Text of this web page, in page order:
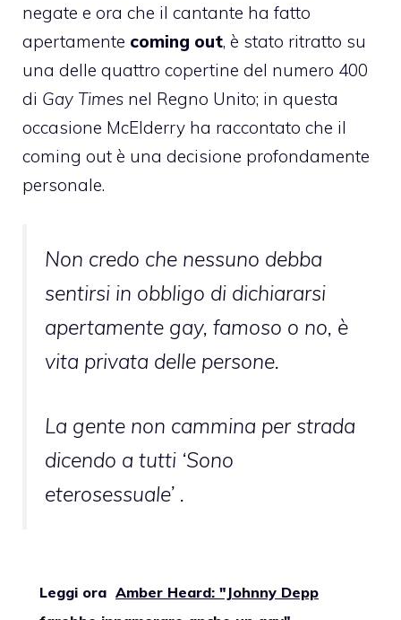
negate e ora che il cantante ha fatto
apertamente coming out, è stato ritratto su
una delle quattro copertine del numero 400
di Gay Times nel Regno Unito; in questa
occasione McElderry ha raccontato che il
coming out è una decisione profondamente
personale.
Non credo che nessuno debba
sentirsi in obbligo di dichiararsi
apertamente gay, famoso o no, è
vita privata delle persone.
La gente non cammina per strada
dicendo a tutti ‘Sono
eterosessuale’ .
Leggi ora Amber Heard: "Johnny Depp